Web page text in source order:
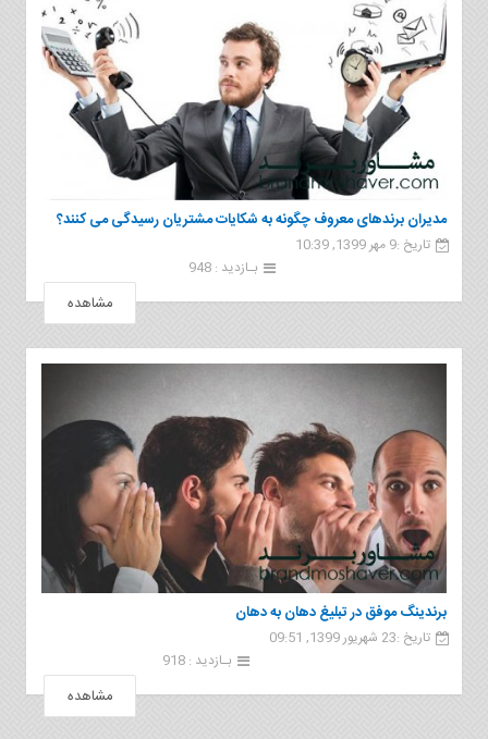
مدیران برندهای معروف چگونه به شکایات مشتریان رسیدگی می کنند؟
تاریخ :9 مهر 1399, 10:39
بـازدید : 948
مشاهده
برندینگ موفق در تبلیغ دهان به دهان
تاریخ :23 شهریور 1399, 09:51
بـازدید : 918
مشاهده